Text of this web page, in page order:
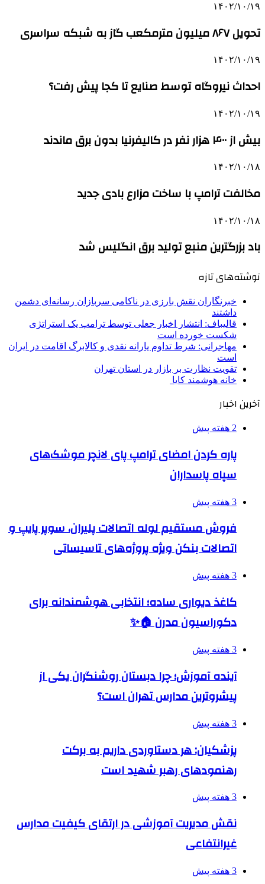
۱۴۰۲/۱۰/۱۹
تحویل ۸۶۷ میلیون مترمکعب گاز به شبکه سراسری
۱۴۰۲/۱۰/۱۹
احداث نیروگاه توسط صنایع تا کجا پیش رفت؟
۱۴۰۲/۱۰/۱۹
بیش از ۴۰۰ هزار نفر در کالیفرنیا بدون برق ماندند
۱۴۰۲/۱۰/۱۸
مخالفت ترامپ با ساخت مزارع بادی جدید
۱۴۰۲/۱۰/۱۸
باد بزرگترین منبع تولید برق انگلیس شد
نوشته‌های تازه
خبرنگاران نقش بارزی در ناکامی سربازان رسانه‌ای دشمن
داشتند
قالیباف: انتشار اخبار جعلی توسط ترامپ یک استراتژی
شکست خورده است
مهاجرانی: شرط تداوم یارانه نقدی و کالابرگ اقامت در ایران
است
تقویت نظارت بر بازار در استان تهران
خانه هوشمند کایا
آخرین اخبار
2 هفته پیش
پاره کردن امضای ترامپ پای لانچر موشک‌های
سپاه پاسداران
3 هفته پیش
فروش مستقیم لوله اتصالات پلیران، سوپر پایپ و
اتصالات بنکن ویژه پروژه‌های تاسیساتی
3 هفته پیش
کاغذ دیواری ساده؛ انتخابی هوشمندانه برای
دکوراسیون مدرن 🏠✨
3 هفته پیش
آینده آموزش؛ چرا دبستان روشنگران یکی از
پیشروترین مدارس تهران است؟
3 هفته پیش
پزشکیان: هر دستاوردی داریم به برکت
رهنمودهای رهبر شهید است
3 هفته پیش
نقش مدیریت آموزشی در ارتقای کیفیت مدارس
غیرانتفاعی
3 هفته پیش